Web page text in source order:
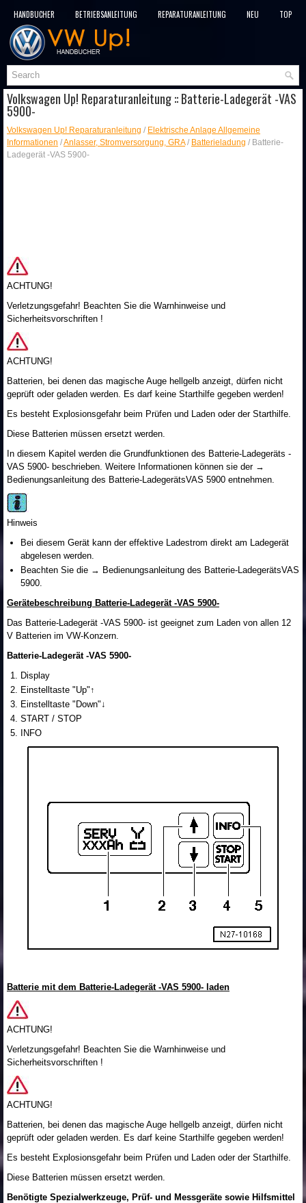
HANDBÜCHER BETRIEBSANLEITUNG REPARATURANLEITUNG NEU
TOP
SITEMAP
Volkswagen Up! Reparaturanleitung :: Batterie-Ladegerät -VAS
5900-
Volkswagen Up! Reparaturanleitung / Elektrische Anlage Allgemeine
Informationen /Anlasser, Stromversorgung, GRA/ Batterieladung / Batterie-
Ladegerät -VAS 5900-
ACHTUNG!
Verletzungsgefahr! Beachten Sie die Warnhinweise und
Sicherheitsvorschriften !
ACHTUNG!
Batterien, bei denen das magische Auge hellgelb anzeigt, dürfen nicht
geprüft oder geladen werden. Es darf keine Starthilfe gegeben werden!
Es besteht Explosionsgefahr beim Prüfen und Laden oder der Starthilfe.
Diese Batterien müssen ersetzt werden.
In diesem Kapitel werden die Grundfunktionen des Batterie-Ladegeräts -
VAS 5900- beschrieben. Weitere Informationen können sie der →
Bedienungsanleitung des Batterie-LadegerätsVAS 5900 entnehmen.
Hinweis
Bei diesem Gerät kann der effektive Ladestrom direkt am Ladegerät
abgelesen werden.
Beachten Sie die → Bedienungsanleitung des Batterie-LadegerätsVAS
5900.
Gerätebeschreibung Batterie-Ladegerät -VAS 5900-
Das Batterie-Ladegerät -VAS 5900- ist geeignet zum Laden von allen 12
V Batterien im VW-Konzern.
Batterie-Ladegerät -VAS 5900-
Display
Einstelltaste "Up"↑
Einstelltaste "Down"↓
START / STOP
INFO
Batterie mit dem Batterie-Ladegerät -VAS 5900- laden
ACHTUNG!
Verletzungsgefahr! Beachten Sie die Warnhinweise und
Sicherheitsvorschriften !
ACHTUNG!
Batterien, bei denen das magische Auge hellgelb anzeigt, dürfen nicht
geprüft oder geladen werden. Es darf keine Starthilfe gegeben werden!
Es besteht Explosionsgefahr beim Prüfen und Laden oder der Starthilfe.
Diese Batterien müssen ersetzt werden.
Benötigte Spezialwerkzeuge, Prüf- und Messgeräte sowie Hilfsmittel